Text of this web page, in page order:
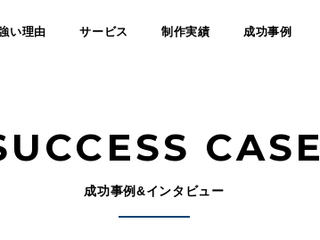
い理由 サービス 制作実績 成功事例
CASE
成功事例&インタビュー